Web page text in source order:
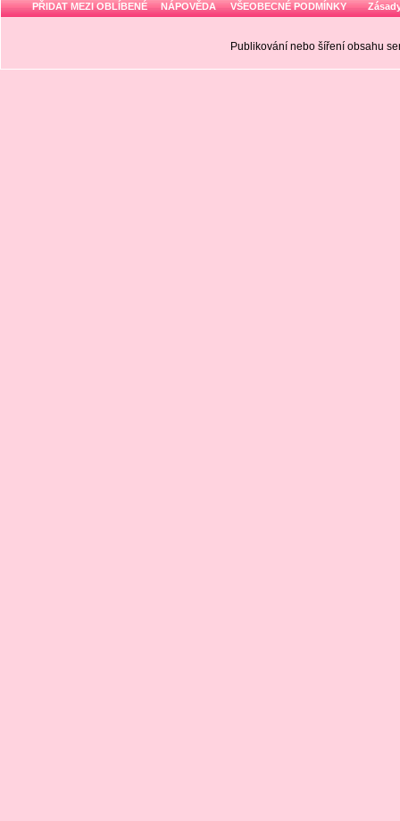
PŘIDAT MEZI OBLÍBENÉ NÁPOVĚDA VŠEOBECNÉ PODMÍNKY
Publikování nebo šíření obsahu